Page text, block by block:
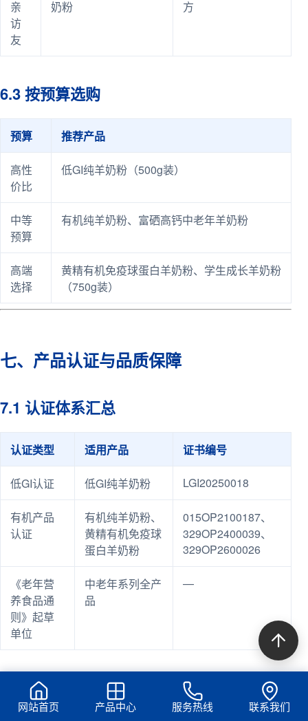
亲
访
友
奶粉
方
6.3 按预算选购
预算 推荐产品
高性
价比
低GI纯羊奶粉（500g装）
中等
预算
有机纯羊奶粉、富硒高钙中老年羊奶粉
高端
选择
黄精有机免疫球蛋白羊奶粉、学生成长羊奶粉
（750g装）
七、产品认证与品质保障
7.1 认证体系汇总
认证类型 适用产品 证书编号
低GI认证 低GI纯羊奶粉 LGI20250018
有机产品
认证
有机纯羊奶粉、
黄精有机免疫球
蛋白羊奶粉
015OP2100187、
329OP2400039、
329OP2600026
《老年营
养食品通
则》起草
单位
中老年系列全产
品
—
7.2 品质保障承诺
网站首页 产品中心 服务热线 联系我们